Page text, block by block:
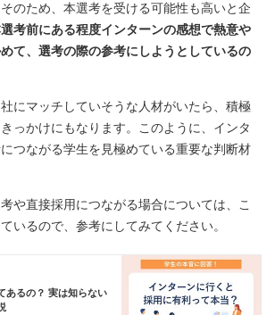
のため、本選考を受ける可能性も高いと企
考前にある程度インターンの感想で熱意や
て、選考の際の参考にしようとしているの
にマッチしていそうな人材がいたら、積極
っかけにもなります。このように、インタ
つながる学生を見極めている重要な判断材
や直接採用につながる場合については、こ
いるので、参考にしてみてください。
あるの？ 実は知らない